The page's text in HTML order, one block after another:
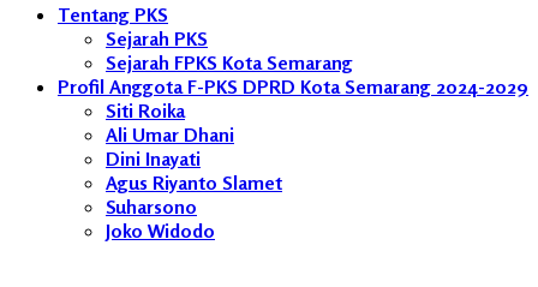
Tentang PKS
Sejarah PKS
Sejarah FPKS Kota Semarang
Profil Anggota F-PKS DPRD Kota Semarang 2024-2029
Siti Roika
Ali Umar Dhani
Dini Inayati
Agus Riyanto Slamet
Suharsono
Joko Widodo